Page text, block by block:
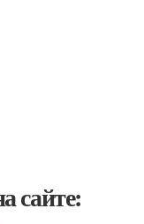
сайте: